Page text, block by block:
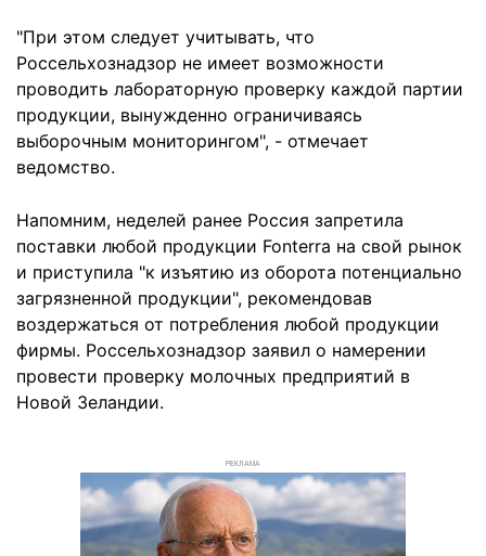
"При этом следует учитывать, что
Россельхознадзор не имеет возможности
проводить лабораторную проверку каждой партии
продукции, вынужденно ограничиваясь
выборочным мониторингом", - отмечает
ведомство.
Напомним, неделей ранее Россия запретила
поставки любой продукции Fonterra на свой рынок
и приступила "к изъятию из оборота потенциально
загрязненной продукции", рекомендовав
воздержаться от потребления любой продукции
фирмы. Россельхознадзор заявил о намерении
провести проверку молочных предприятий в
Новой Зеландии.
РЕКЛАМА